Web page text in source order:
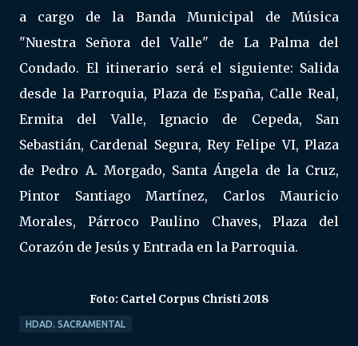
a cargo de la Banda Municipal de Música
"Nuestra Señora del Valle" de La Palma del
Condado. El itinerario será el siguiente: Salida
desde la Parroquia, Plaza de España, Calle Real,
Ermita del Valle, Ignacio de Cepeda, San
Sebastián, Cardenal Segura, Rey Felipe VI, Plaza
de Pedro A. Morgado, Santa Ángela de la Cruz,
Pintor Santiago Martínez, Carlos Mauricio
Morales, Párroco Paulino Chaves, Plaza del
Corazón de Jesús y Entrada en la Parroquia.
Foto: Cartel Corpus Christi 2018
HDAD. SACRAMENTAL